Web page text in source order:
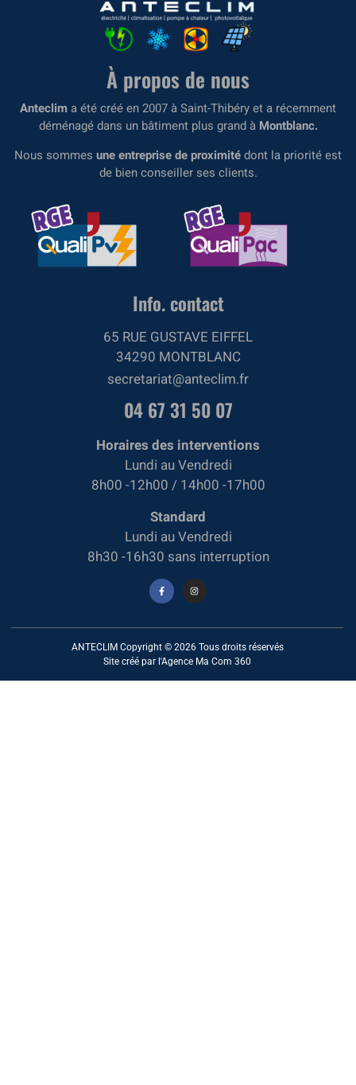
À propos de nous
Anteclim a été créé en 2007 à Saint-Thibéry et a récemment
déménagé dans un bâtiment plus grand à Montblanc.
Nous sommes une entreprise de proximitédont la priorité est
de bien conseiller ses clients.
Info. contact
65 RUE GUSTAVE EIFFEL
34290 MONTBLANC
secretariat@anteclim.fr
04 67 31 50 07
Horaires des interventions
Lundi au Vendredi
8h00 -12h00 / 14h00 -17h00
Standard
Lundi au Vendredi
8h30 -16h30 sans interruption
ANTECLIM Copyright © 2026 Tous droits réservés
Site créé par l'Agence Ma Com 360